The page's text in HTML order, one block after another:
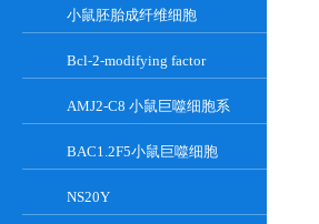
小鼠胚胎成纤维细胞
Bcl-2-modifying factor
AMJ2-C8 小鼠巨噬细胞系
BAC1.2F5小鼠巨噬细胞
NS20Y